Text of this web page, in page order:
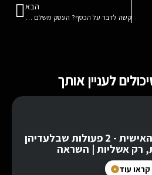
הבא
קשה לדבר על הכסף? העסק משלם מחיר!
לעניין אותך
אשליית ההתפתחות האישית - 2 פעולות שבלעדיהן
רק אשליות | השראה
קראו עוד